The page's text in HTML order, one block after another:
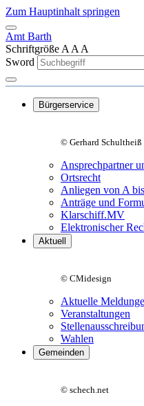
Zum Hauptinhalt springen
Amt Barth
Schriftgröße A A A
Sword
Bürgerservice
© Gerhard Schultheiß
Ansprechpartner
Ortsrecht
Anliegen von A
Anträge und
Klarschiff.MV
Elektronischer
Aktuell
© CMidesign
Aktuelle
Veranstaltungen
Wahlen
Gemeinden
© schech.net